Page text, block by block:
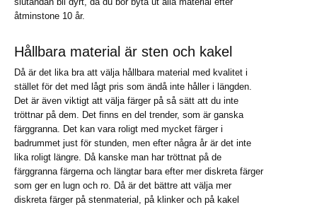
åtminstone 10 år.
Hållbara material är sten och kakel
Då är det lika bra att välja hållbara material med kvalitet i
stället för det med lågt pris som ändå inte håller i längden.
Det är även viktigt att välja färger på så sätt att du inte
tröttnar på dem. Det finns en del trender, som är ganska
färggranna. Det kan vara roligt med mycket färger i
badrummet just för stunden, men efter några år är det inte
lika roligt längre. Då kanske man har tröttnat på de
färggranna färgerna och längtar bara efter mer diskreta färger
som ger en lugn och ro. Då är det bättre att välja mer
diskreta färger på stenmaterial, på klinker och på kakel